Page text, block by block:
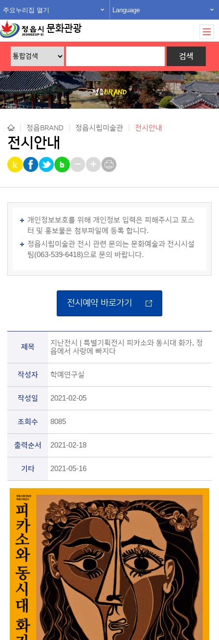
주요누리집 열기 Language
문화관광
정읍BRAND 정읍시립미술관 전시안내
전시안내
개인정보보호를 위해 개인정보 입력은 피해주시고 포스
터 및 홍보물은 첨부파일에 등록 합니다.
정읍시립미술관 전시 관련 문의는 문화예술과 전시시설
팀(063-539-6418)으로 문의 바랍니다.
전시예약 바로가기
제목
지난전시 | 특별기획전시 피카소와 동시대 화가, 정
읍에서 사랑에 빠지다
작성자 학예연구실
작성일 2021-02-05
조회수 8085
출력순서 2021-02-18
기타 2021-05-16